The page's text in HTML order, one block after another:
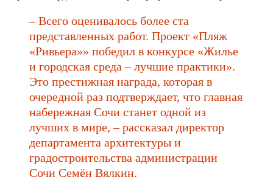
– Всего оценивалось более ста
представленных работ. Проект «Пляж
«Ривьера»» победил в конкурсе «Жилье
и городская среда – лучшие практики».
Это престижная награда, которая в
очередной раз подтверждает, что главная
набережная Сочи станет одной из
лучших в мире, – рассказал директор
департамента архитектуры и
градостроительства администрации
Сочи Семён Вялкин.